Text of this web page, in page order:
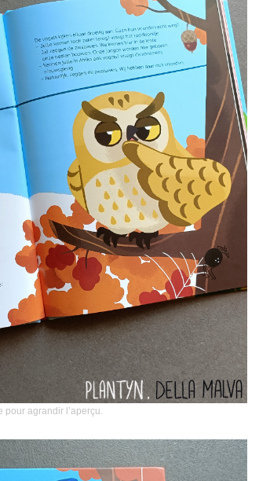
pour agrandir l’aperçu.